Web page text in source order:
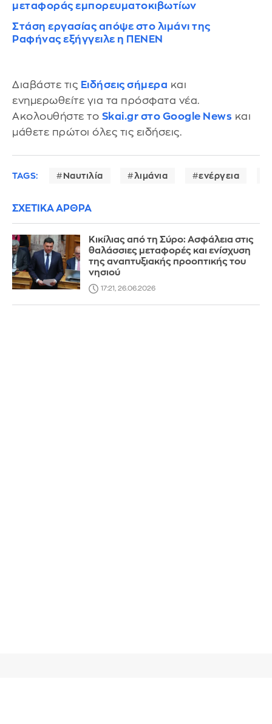
μεταφοράς εμπορευματοκιβωτίων
Στάση εργασίας απόψε στο λιμάνι της
Ραφήνας εξήγγειλε η ΠΕΝΕΝ
Διαβάστε τις Ειδήσεις σήμερα και
ενημερωθείτε για τα πρόσφατα νέα.
Ακολουθήστε το Skai.gr στο Google News και
μάθετε πρώτοι όλες τις ειδήσεις.
TAGS: Ναυτιλία λιμάνια ενέργεια
ΣΧΕΤΙΚΑ ΑΡΘΡΑ
Κικίλιας από τη Σύρο: Ασφάλεια στις
θαλάσσιες μεταφορές και ενίσχυση
της αναπτυξιακής προοπτικής του
νησιού
17:21, 26.06.2026